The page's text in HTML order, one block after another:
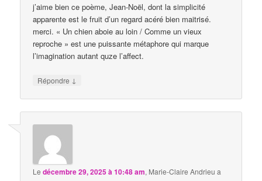
j’aime bien ce poème, Jean-Noël, dont la simplicité
apparente est le fruit d’un regard acéré bien maitrisé.
merci. « Un chien aboie au loin / Comme un vieux
reproche » est une puissante métaphore qui marque
l’imagination autant quze l’affect.
Répondre ↓
Ledécembre 29, 2025 à 10:48 am, Marie-Claire Andrieu a